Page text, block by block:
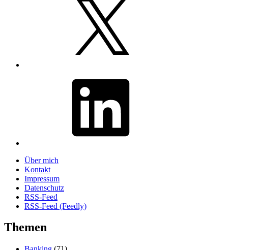
Über mich
Kontakt
Impressum
Datenschutz
RSS-Feed
RSS-Feed (Feedly)
Themen